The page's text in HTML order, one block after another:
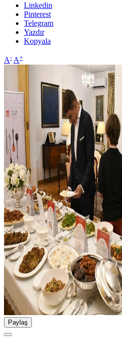
Linkedin
Pinterest
Telegram
Yazdır
Kopyala
A- A+
Paylaş